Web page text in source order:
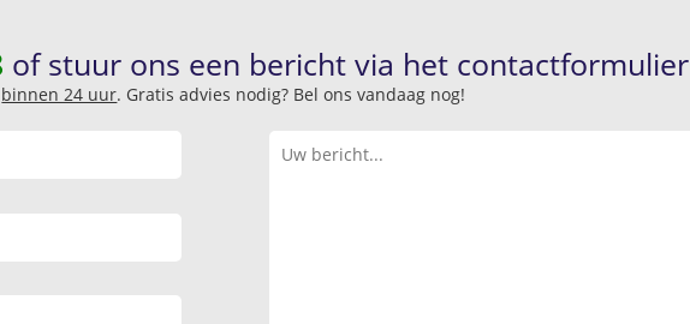
of stuur ons een bericht via het
binnen 24 uur. Gratis advies nodig? Bel ons vandaag nog!